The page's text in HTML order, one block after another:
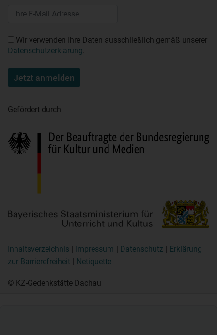
Wir verwenden Ihre Daten ausschließlich gemäß unserer
Datenschutzerklärung.
Jetzt anmelden
Gefördert durch:
Inhaltsverzeichnis Impressum Datenschutz
Erklärung
zur Barrierefreiheit
Netiquette
© KZ-Gedenkstätte Dachau